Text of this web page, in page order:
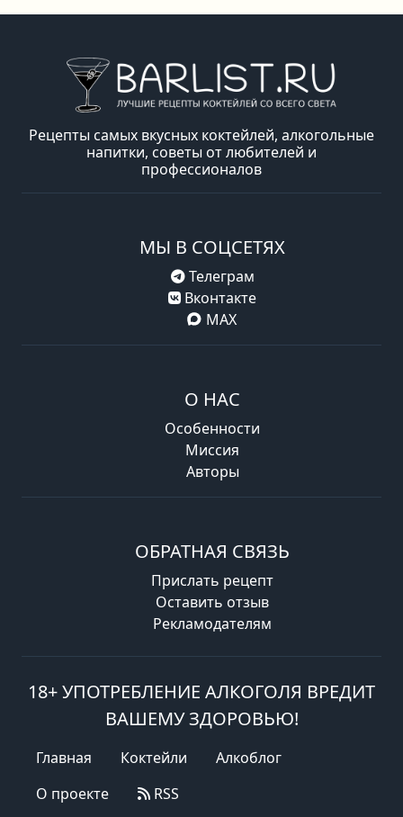
Рецепты самых вкусных коктейлей, алкогольные
напитки, советы от любителей и
профессионалов
МЫ В СОЦСЕТЯХ
Телеграм
Вконтакте
MAX
О НАС
Особенности
Миссия
Авторы
ОБРАТНАЯ СВЯЗЬ
Прислать рецепт
Оставить отзыв
Рекламодателям
18+ УПОТРЕБЛЕНИЕ АЛКОГОЛЯ ВРЕДИТ
ВАШЕМУ ЗДОРОВЬЮ!
Главная Коктейли
Алкоблог
О проекте
RSS